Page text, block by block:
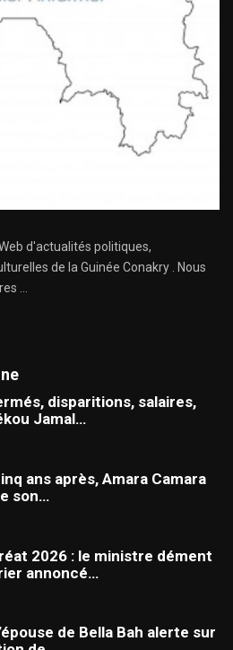
d'actualités politiques,
de la Guinée Conakry . Nous
...
disparitions, salaires,
Jamal…
ans après, Amara Camara
son…
2026 : le ministre dément
annoncé…
de Bella Bah alerte sur